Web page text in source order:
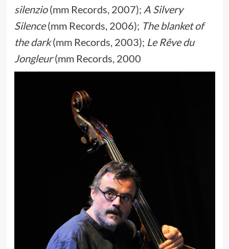
silenzio(mm Records, 2007); A Silvery
Silence(mm Records, 2006); The blanket of
the dark(mm Records, 2003); Le Rêve du
Jongleur(mm Records, 2000